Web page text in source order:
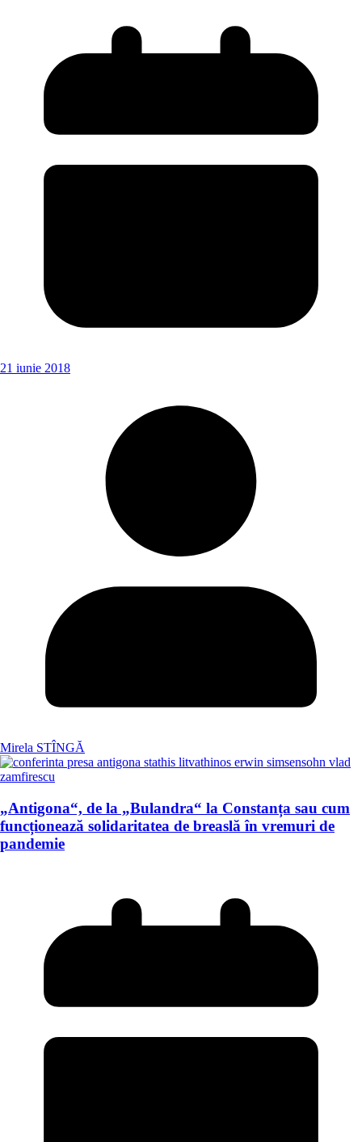
21 iunie 2018
Mirela STÎNGĂ
„Antigona“, de la „Bulandra“ la Constanța sau cum
funcționează solidaritatea de breaslă în vremuri de
pandemie